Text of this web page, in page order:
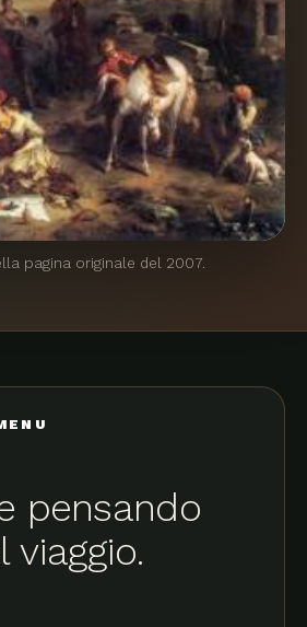
pagina originale del 2007.
pensando
viaggio.